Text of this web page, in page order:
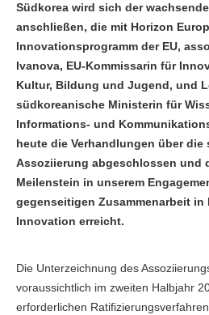
Südkorea wird sich der
anschließen, die mit Horizon
Innovationsprogramm der EU,
Ivanova, EU-Kommissarin für
Kultur, Bildung und Jugend, und
südkoreanische Ministerin für
Informations- und
heute die Verhandlungen über die
Assoziierung abgeschlossen und
Meilenstein in unserem
gegenseitigen Zusammenarbeit in
Innovation erreicht.
Die Unterzeichnung des
voraussichtlich im zweiten Halbjahr
erforderlichen